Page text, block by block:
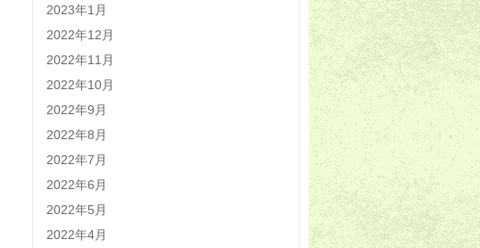
2023年1月
2022年12月
2022年11月
2022年10月
2022年9月
2022年8月
2022年7月
2022年6月
2022年5月
2022年4月